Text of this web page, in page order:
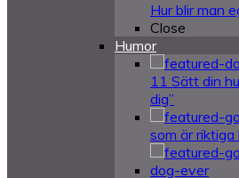
Hur blir man
Close
Humor
11 Sätt din
dig”
som är riktiga